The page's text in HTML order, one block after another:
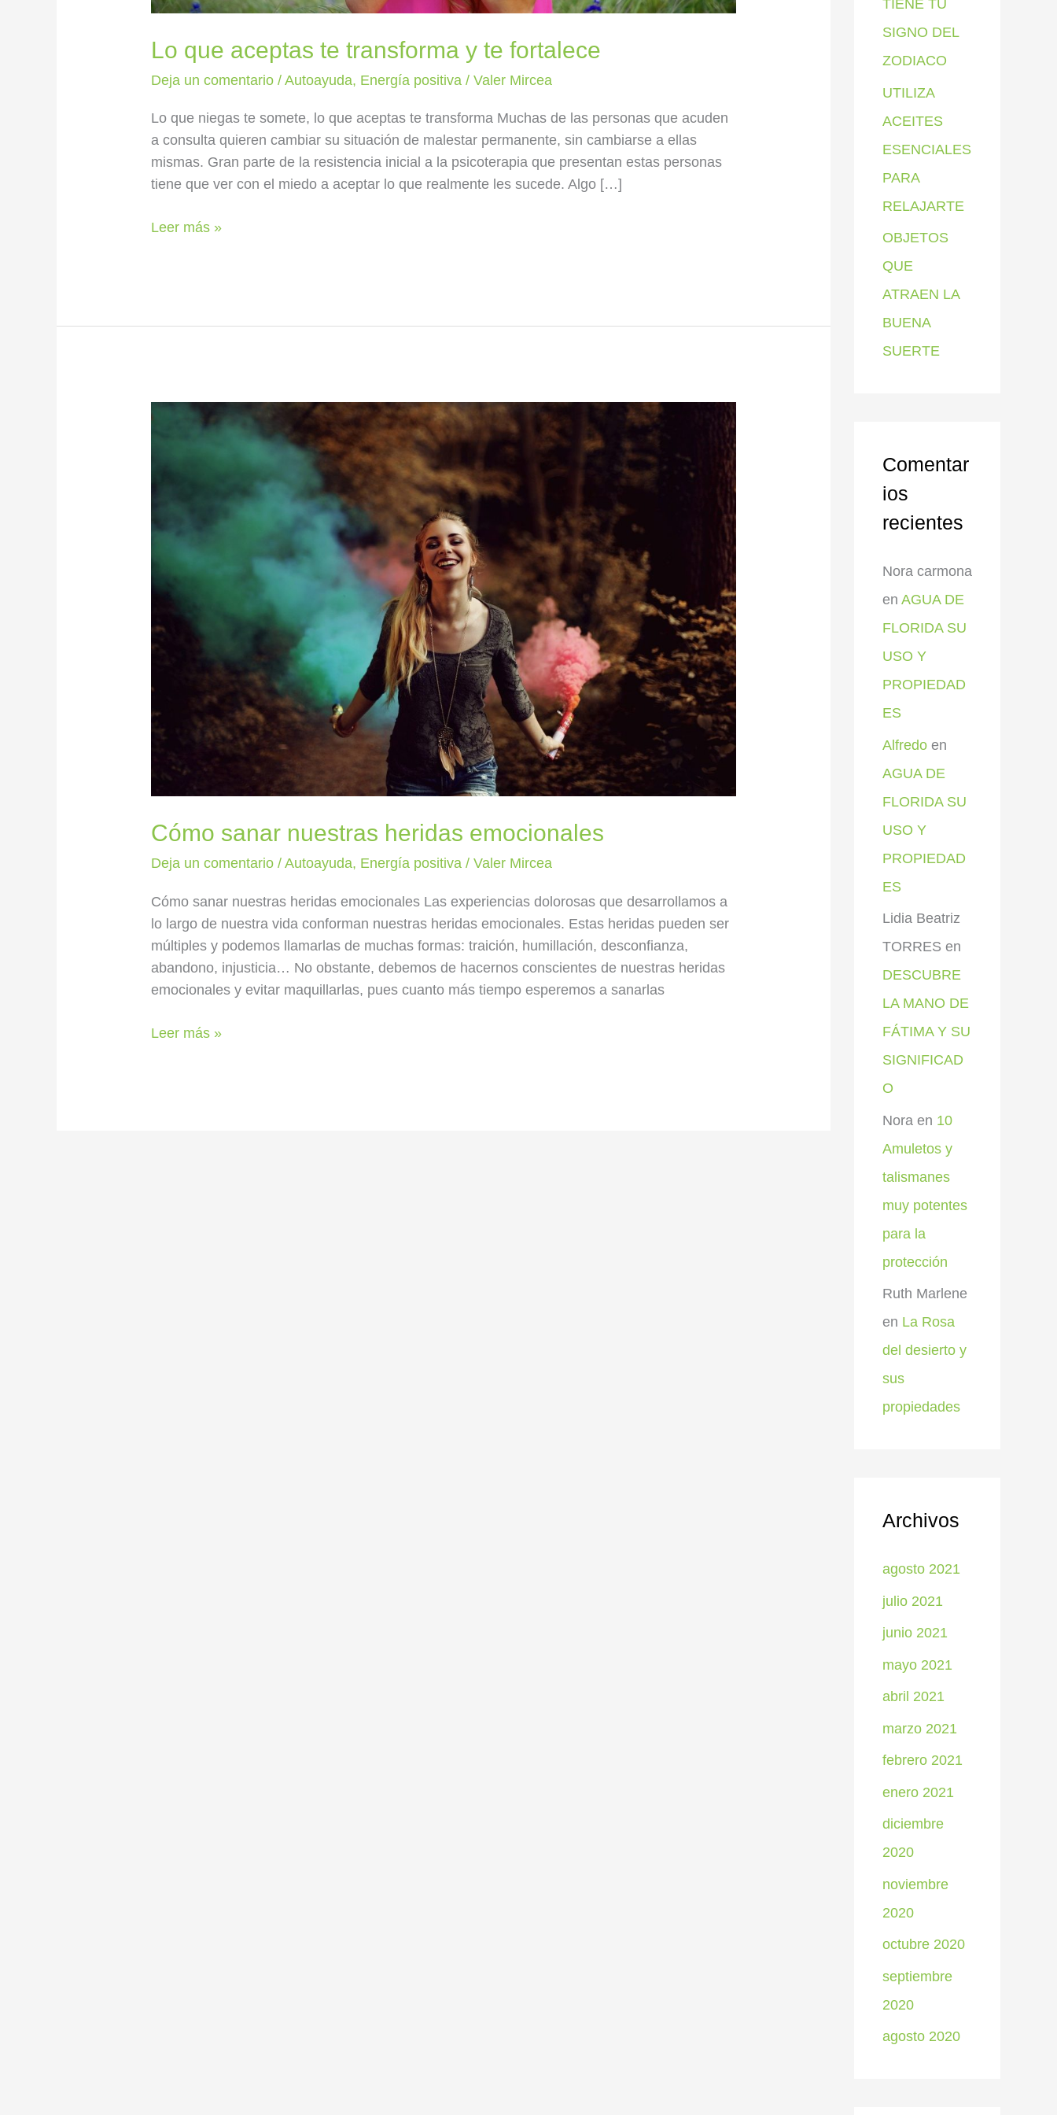
Lo que aceptas te transforma y te fortalece
Deja un comentario /Autoayuda, Energía positiva /Valer Mircea
Lo que niegas te somete, lo que aceptas te transforma Muchas de las personas que acuden
a consulta quieren cambiar su situación de malestar permanente, sin cambiarse a ellas
mismas. Gran parte de la resistencia inicial a la psicoterapia que presentan estas personas
tiene que ver con el miedo a aceptar lo que realmente les sucede. Algo […]
Leer más »
Cómo sanar nuestras heridas emocionales
Deja un comentario /Autoayuda, Energía positiva /Valer Mircea
Cómo sanar nuestras heridas emocionales Las experiencias dolorosas que desarrollamos a
lo largo de nuestra vida conforman nuestras heridas emocionales. Estas heridas pueden ser
múltiples y podemos llamarlas de muchas formas: traición, humillación, desconfianza,
abandono, injusticia… No obstante, debemos de hacernos conscientes de nuestras heridas
emocionales y evitar maquillarlas, pues cuanto más tiempo esperemos a sanarlas
emocionales
Leer más »
TIENE TU
SIGNO DEL
ZODIACO
UTILIZA
ACEITES
ESENCIALES
PARA
RELAJARTE
OBJETOS
QUE
ATRAEN LA
BUENA
SUERTE
Comentar
ios
recientes
Nora carmona
en AGUA DE
FLORIDA SU
USO Y
PROPIEDAD
ES
Alfredo en
AGUA DE
FLORIDA SU
USO Y
PROPIEDAD
ES
Lidia Beatriz
TORRES en
DESCUBRE
LA MANO DE
FÁTIMA Y SU
SIGNIFICAD
O
Nora en 10
Amuletos y
talismanes
muy potentes
para la
protección
Ruth Marlene
en La Rosa
del desierto y
sus
propiedades
Archivos
agosto 2021
julio 2021
junio 2021
mayo 2021
abril 2021
marzo 2021
febrero 2021
enero 2021
diciembre
2020
noviembre
2020
octubre 2020
septiembre
2020
agosto 2020